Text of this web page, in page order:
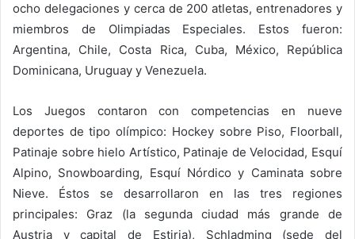
ocho delegaciones y cerca de 200 atletas, entrenadores y
miembros de Olimpiadas Especiales. Estos fueron:
Argentina, Chile, Costa Rica, Cuba, México, República
Dominicana, Uruguay y Venezuela.
Los Juegos contaron con competencias en nueve
deportes de tipo olímpico: Hockey sobre Piso, Floorball,
Patinaje sobre hielo Artístico, Patinaje de Velocidad, Esquí
Alpino, Snowboarding, Esquí Nórdico y Caminata sobre
Nieve. Éstos se desarrollaron en las tres regiones
principales: Graz (la segunda ciudad más grande de
Austria y capital de Estiria), Schladming (sede del